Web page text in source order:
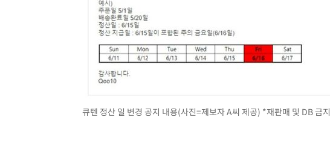
큐텐 정산 일 변경 공지 내용(사진=제보자 A씨 제공) *재판매 및 DB 금지